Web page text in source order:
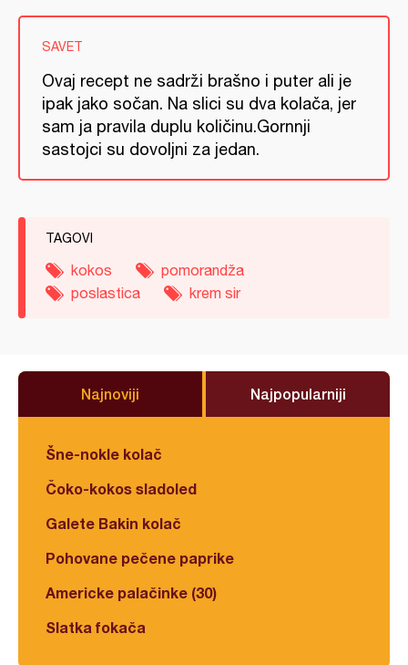
SAVET
Ovaj recept ne sadrži brašno i puter ali je
ipak jako sočan. Na slici su dva kolača, jer
sam ja pravila duplu količinu.Gornnji
sastojci su dovoljni za jedan.
TAGOVI
kokos
pomorandža
poslastica
krem sir
Najnoviji Najpopularniji
Šne-nokle kolač
Čoko-kokos sladoled
Galete Bakin kolač
Pohovane pečene paprike
Americke palačinke (30)
Slatka fokača